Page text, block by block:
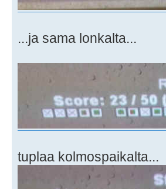
...ja sama lonkalta...
tuplaa kolmospaikalta...